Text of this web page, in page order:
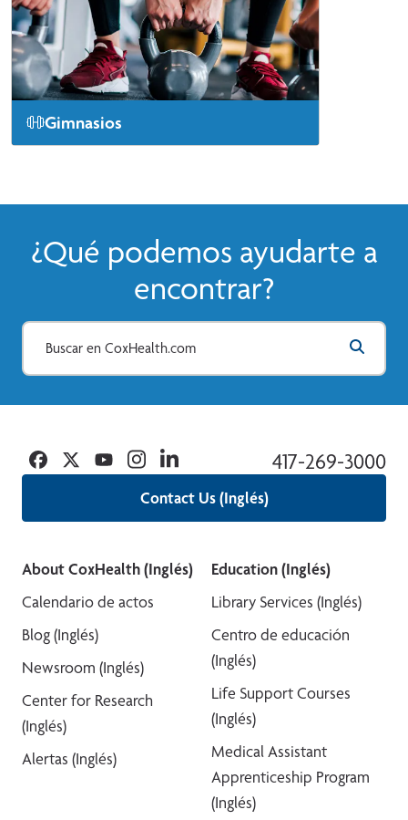
Gimnasios
¿Qué podemos ayudarte a
encontrar?
Contact Us (Inglés)
417-269-3000
Facebook
TwitterYouTubeInstagramLinkedin
About CoxHealth (Inglés)
Calendario de actos
Blog (Inglés)
Newsroom (Inglés)
Center for Research
(Inglés)
Alertas (Inglés)
Education (Inglés)
Library Services (Inglés)
Centro de educación
(Inglés)
Life Support Courses
(Inglés)
Medical Assistant
Apprenticeship Program
(Inglés)